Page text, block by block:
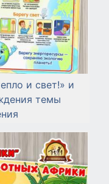
и свет!» и
темы